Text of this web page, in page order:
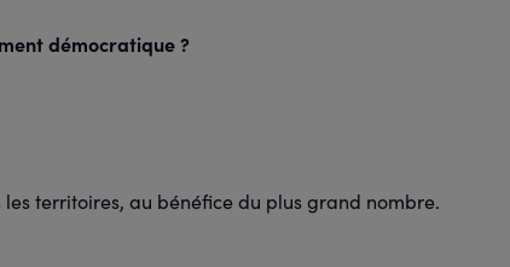
démocratique ?
territoires, au bénéfice du plus grand nombre.